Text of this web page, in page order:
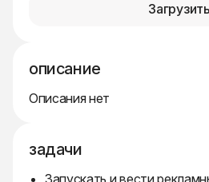
Загрузить
описание
Описания нет
задачи
Запускать и вести